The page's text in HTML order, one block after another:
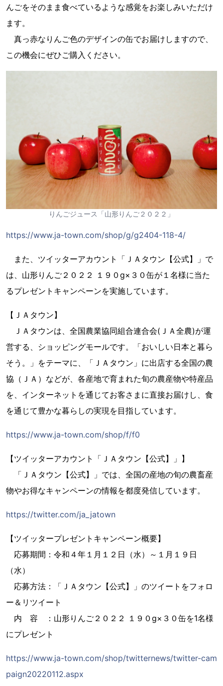
んごをそのまま食べているような感覚をお楽しみいただけ
ます。
真っ赤なりんご色のデザインの缶でお届けしますので、
この機会にぜひご購入ください。
りんごジュース「山形りんご２０２２」
https://www.ja-town.com/shop/g/g2404-118-4/
また、ツイッターアカウント「ＪＡタウン【公式】」で
は、山形りんご２０２２ １９０g×３０缶が１名様に当た
るプレゼントキャンペーンを実施しています。
【ＪＡタウン】
ＪＡタウンは、全国農業協同組合連合会(ＪＡ全農)が運
営する、ショッピングモールです。「おいしい日本と暮ら
そう。」をテーマに、「ＪＡタウン」に出店する全国の農
協（ＪＡ）などが、各産地で育まれた旬の農産物や特産品
を、インターネットを通じてお客さまに直接お届けし、食
を通じて豊かな暮らしの実現を目指しています。
https://www.ja-town.com/shop/f/f0
【ツイッターアカウント「ＪＡタウン【公式】」】
「ＪＡタウン【公式】」では、全国の産地の旬の農畜産
物やお得なキャンペーンの情報を都度発信しています。
https://twitter.com/ja_jatown
【ツイッタープレゼントキャンペーン概要】
応募期間：令和４年１月１２日（水）～１月１９日
（水）
応募方法：「ＪＡタウン【公式】」のツイートをフォロ
ー＆リツイート
内 容 ：山形りんご２０２２ １９０g×３０缶を1名様
にプレゼント
https://www.ja-town.com/shop/twitternews/twitter-cam
paign20220112.aspx